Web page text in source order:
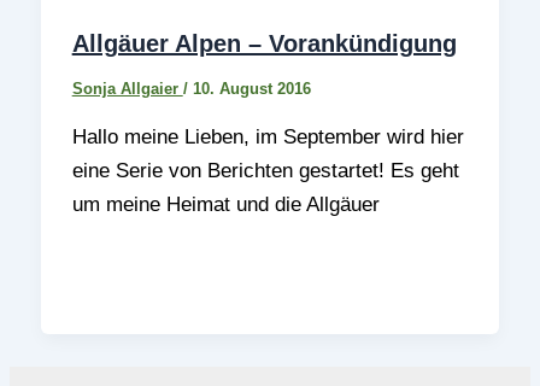
Allgäuer Alpen – Vorankündigung
Sonja Allgaier / 10. August 2016
Hallo meine Lieben, im September wird hier
eine Serie von Berichten gestartet! Es geht
um meine Heimat und die Allgäuer